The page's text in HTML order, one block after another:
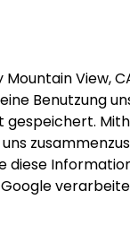
View,
Benutzung
gespeichert.
diese